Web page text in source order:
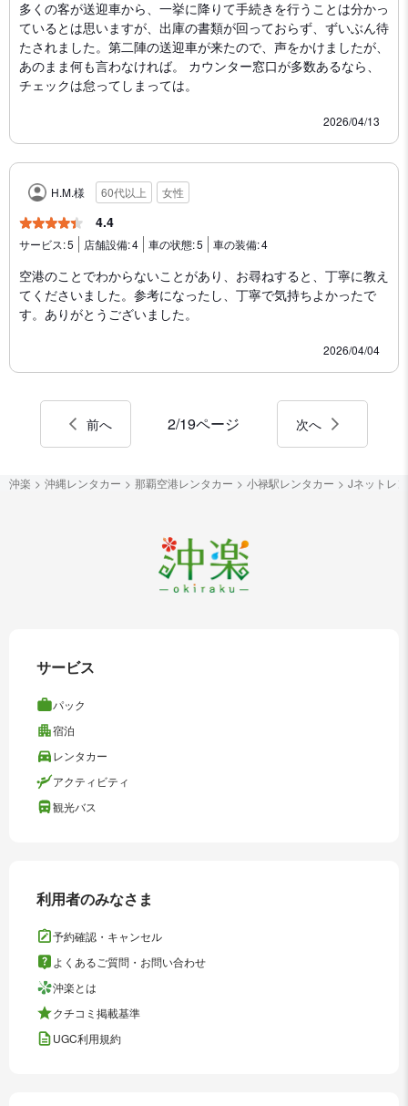
多くの客が送迎車から、一挙に降りて手続きを行うことは分かっ
ているとは思いますが、出庫の書類が回っておらず、ずいぶん待
たされました。第二陣の送迎車が来たので、声をかけましたが、
あのまま何も言わなければ。 カウンター窓口が多数あるなら、
チェックは怠ってしまっては。
2026/04/13
H.M.様 60代以上 女性
4.4
サービス:5 店舗設備:4 車の状態:5 車の装備:4
空港のことでわからないことがあり、お尋ねすると、丁寧に教え
てくださいました。参考になったし、丁寧で気持ちよかったで
す。ありがとうございました。
2026/04/04
前へ 2/19ページ 次へ
沖楽 沖縄レンタカー 那覇空港レンタカー 小禄駅レンタカー Jネットレ
サービス
パック
宿泊
レンタカー
アクティビティ
観光バス
利用者のみなさま
予約確認・キャンセル
よくあるご質問・お問い合わせ
沖楽とは
クチコミ掲載基準
UGC利用規約